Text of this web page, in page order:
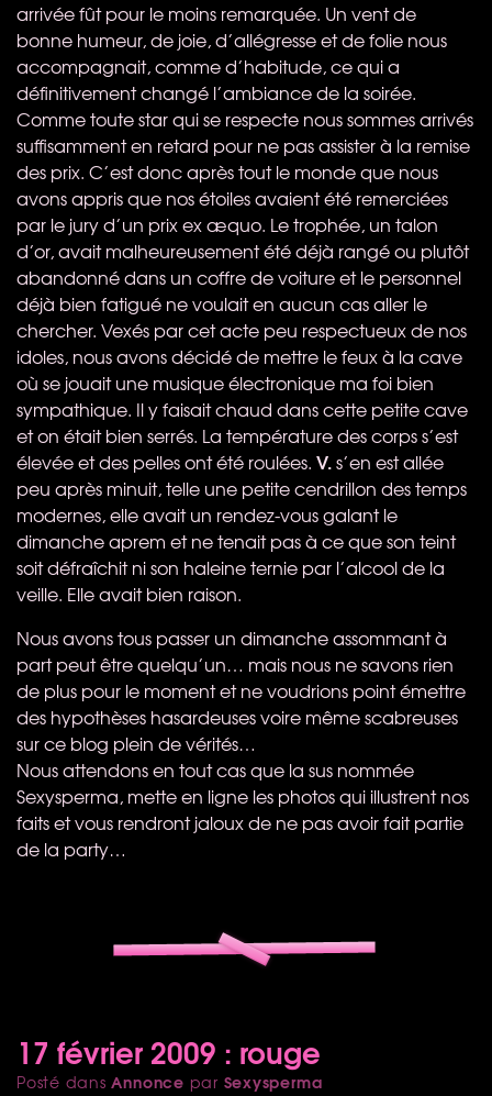
arrivée fût pour le moins remarquée. Un vent de
bonne humeur, de joie, d’allégresse et de folie nous
accompagnait, comme d’habitude, ce qui a
définitivement changé l’ambiance de la soirée.
Comme toute star qui se respecte nous sommes arrivés
suffisamment en retard pour ne pas assister à la remise
des prix. C’est donc après tout le monde que nous
avons appris que nos étoiles avaient été remerciées
par le jury d’un prix ex æquo. Le trophée, un talon
d’or, avait malheureusement été déjà rangé ou plutôt
abandonné dans un coffre de voiture et le personnel
déjà bien fatigué ne voulait en aucun cas aller le
chercher. Vexés par cet acte peu respectueux de nos
idoles, nous avons décidé de mettre le feux à la cave
où se jouait une musique électronique ma foi bien
sympathique. Il y faisait chaud dans cette petite cave
et on était bien serrés. La température des corps s’est
élevée et des pelles ont été roulées. V.s’en est allée
peu après minuit, telle une petite cendrillon des temps
modernes, elle avait un rendez-vous galant le
dimanche aprem et ne tenait pas à ce que son teint
soit défraîchit ni son haleine ternie par l’alcool de la
veille. Elle avait bien raison.
Nous avons tous passer un dimanche assommant à
part peut être quelqu’un… mais nous ne savons rien
de plus pour le moment et ne voudrions point émettre
des hypothèses hasardeuses voire même scabreuses
sur ce blog plein de vérités…
Nous attendons en tout cas que la sus nommée
Sexysperma, mette en ligne les photos qui illustrent nos
faits et vous rendront jaloux de ne pas avoir fait partie
de la party…
17 février 2009 : rouge
Posté dansAnnonce par Sexysperma